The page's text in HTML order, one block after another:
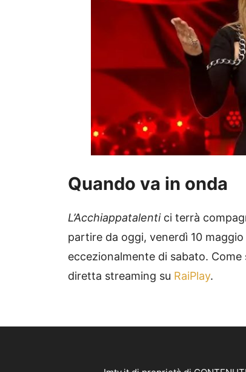
Quando va in onda
L’Acchiappatalentici terrà
partire da oggi, venerdì 10
eccezionalmente di sabato.
diretta streaming su RaiPlay.